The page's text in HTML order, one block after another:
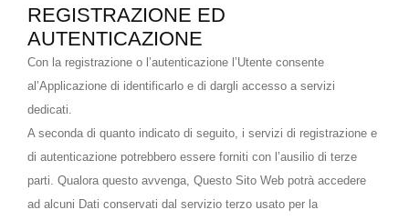
REGISTRAZIONE ED
AUTENTICAZIONE
Con la registrazione o l’autenticazione l’Utente consente
al’Applicazione di identificarlo e di dargli accesso a servizi
dedicati.
A seconda di quanto indicato di seguito, i servizi di registrazione e
di autenticazione potrebbero essere forniti con l’ausilio di terze
parti. Qualora questo avvenga, Questo Sito Web potrà accedere
ad alcuni Dati conservati dal servizio terzo usato per la